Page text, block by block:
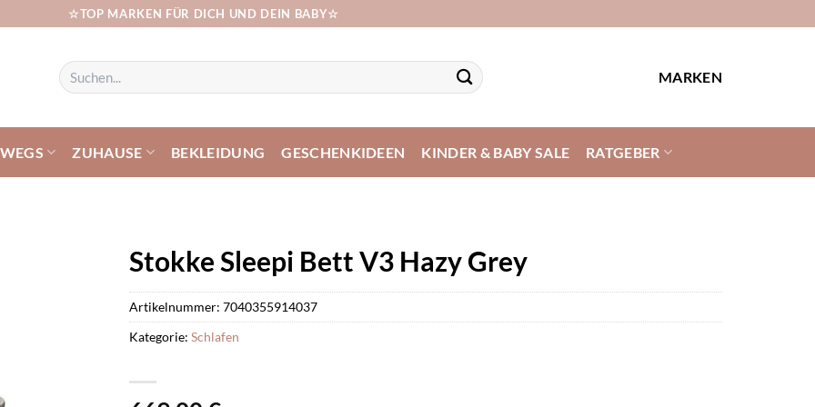
☆TOP MARKEN FÜR DICH UND DEIN BABY☆
Suchen
nach:
MARKEN
ZUHAUSE BEKLEIDUNG GESCHENKIDEEN KINDER & BABY SALE RATGEBER
Stokke Sleepi Bett V3 Hazy Grey
Artikelnummer: 7040355914037
Kategorie: Schlafen